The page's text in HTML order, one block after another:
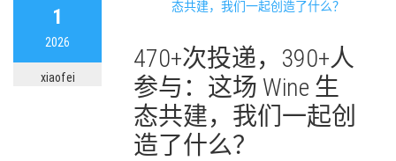
1
2026
xiaofei
470+次投递，390+人
参与：这场 Wine 生
态共建，我们一起创
造了什么？